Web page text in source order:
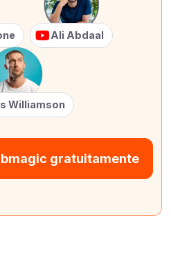
Ali Abdaal
Williamson
gratuitamente